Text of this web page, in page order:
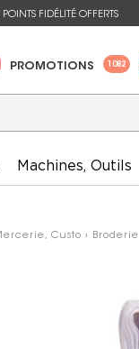
FIDÉLITÉ OFFERTS
PROMOTIONS 1082
Machines, Outils
Custo › Broderie